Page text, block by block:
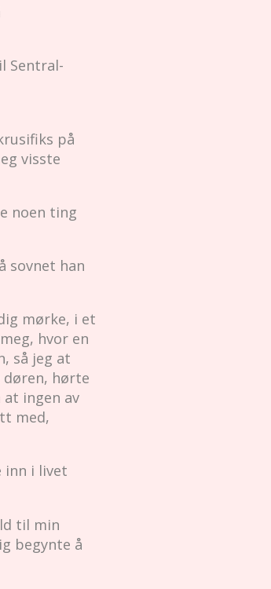
Sentral-
på
visste
noen ting
sovnet han
mørke, i et
hvor en
så jeg at
døren, hørte
at ingen av
med,
inn i livet
til min
begynte å